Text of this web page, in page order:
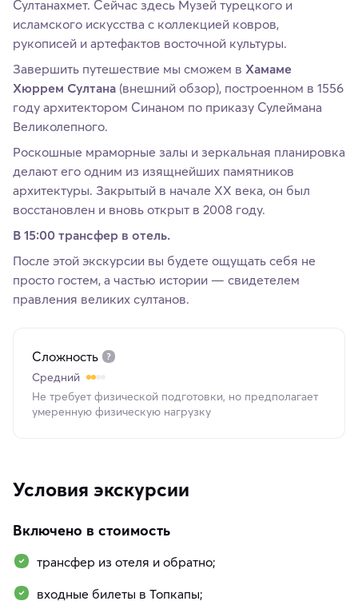
Султанахмет. Сейчас здесь Музей турецкого и
исламского искусства с коллекцией ковров,
рукописей и артефактов восточной культуры.
Завершить путешествие мы сможем в Хамаме
Хюррем Султана (внешний обзор), построенном в 1556
году архитектором Синаном по приказу Сулеймана
Великолепного.
Роскошные мраморные залы и зеркальная планировка
делают его одним из изящнейших памятников
архитектуры. Закрытый в начале XX века, он был
восстановлен и вновь открыт в 2008 году.
В 15:00 трансфер в отель.
После этой экскурсии вы будете ощущать себя не
просто гостем, а частью истории — свидетелем
правления великих султанов.
Сложность
Средний
Не требует физической подготовки, но предполагает
умеренную физическую нагрузку
Условия экскурсии
Включено в стоимость
трансфер из отеля и обратно;
входные билеты в Топкапы;